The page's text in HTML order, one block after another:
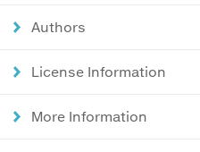
Authors
License Information
More Information